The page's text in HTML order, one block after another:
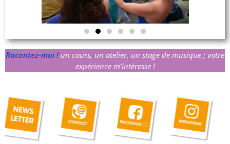
Racontez-moi ! un cours, un atelier, un stage de musique ; votre
expérience m’intéresse !